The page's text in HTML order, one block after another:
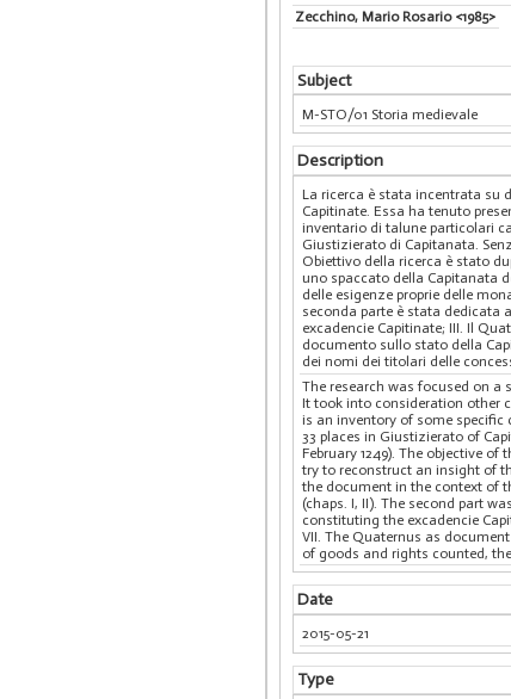
Zecchino, Mario Rosario <1985>
Subject
M-STO/01 Storia medievale
Description
La ricerca è stata incentrata su
Capitinate. Essa ha tenuto
inventario di talune particolari
Giustizierato di Capitanata.
Obiettivo della ricerca è stato
uno spaccato della Capitanata
delle esigenze proprie delle
seconda parte è stata dedicata
excadencie Capitinate; III. Il
documento sullo stato della
dei nomi dei titolari delle
The research was focused on a
It took into consideration other
is an inventory of some specific
33 places in Giustizierato of
February 1249). The objective
try to reconstruct an insight of
the document in the context of
(chaps. I, II). The second part
constituting the excadencie
VII. The Quaternus as
of goods and rights counted,
Date
2015-05-21
Type